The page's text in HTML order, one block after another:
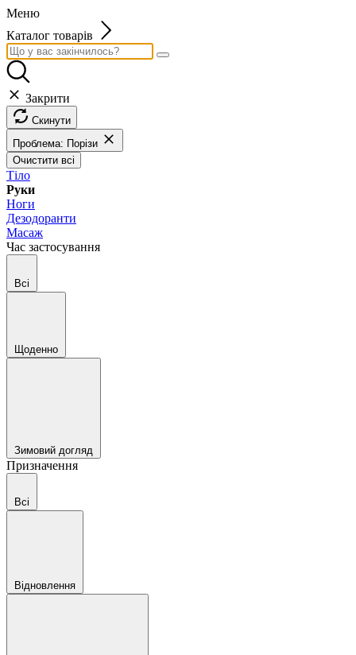
Меню
Каталог товарів
Закрити
Скинути
Проблема: Порізи
Очистити всі
Тіло
Руки
Ноги
Дезодоранти
Масаж
Час застосування
Всі
Щоденно
Зимовий догляд
Призначення
Всі
Відновлення